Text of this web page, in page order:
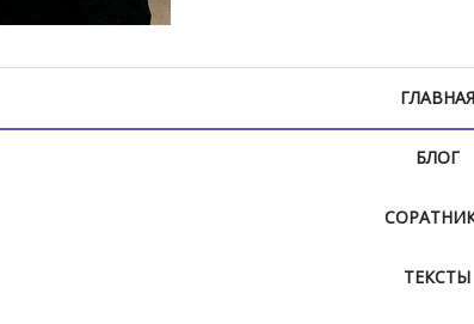
ГЛАВНАЯ
БЛОГ
ТЕКСТЫ